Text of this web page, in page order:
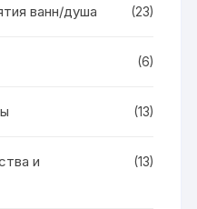
ванн/душа (23)
(6)
(13)
и
(13)